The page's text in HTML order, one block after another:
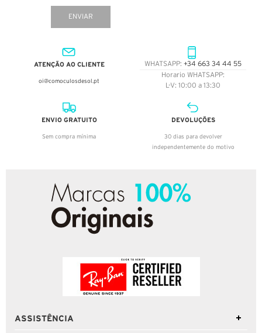
ENVIAR
ATENÇÃO AO CLIENTE
oi@comoculosdesol.pt
WHATSAPP: +34 663 34 44 55
Horario WHATSAPP:
L-V: 10:00 a 13:30
ENVIO GRATUITO
Sem compra mínima
DEVOLUÇÕES
30 dias para devolver
independentemente do motivo
ASSISTÊNCIA